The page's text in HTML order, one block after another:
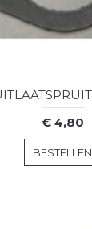
€ 4,80
BESTELLEN